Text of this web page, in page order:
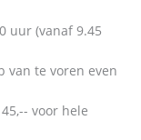
uur (vanaf 9.45
van te voren even
voor hele